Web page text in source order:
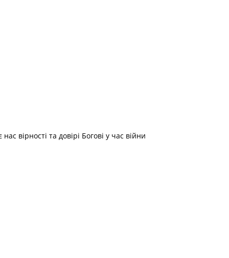
вірності та довірі Богові у час війни